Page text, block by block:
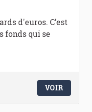
d'euros. C’est
fonds qui se
VOIR